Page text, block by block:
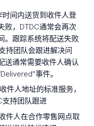
间内送货到收件人登
败，DTDC通常会再次
。跟踪系统将配送失败
持团队会跟进解决问
送通常需要收件人确认
事件。
件人地址的标准服务，
支持团队跟进
件人在合作零售网点取